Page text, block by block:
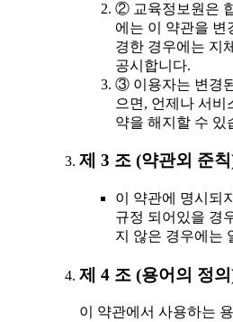
② 교육정보원은
에는 이 약관을 변
경한 경우에는 지
공시합니다.
③ 이용자는 변경
으면, 언제나 서비
약을 해지할 수 있
제 3 조 (약관외 준
이 약관에 명시되
규정 되어있을 경
지 않은 경우에는
제 4 조 (용어의 정
이 약관에서 사용하는